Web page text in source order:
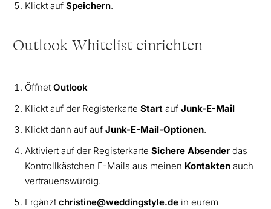
Klickt auf Speichern.
Outlook Whitelist einrichten
Öffnet Outlook
Klickt auf der Registerkarte Start auf Junk-E-Mail
Klickt dann auf auf Junk-E-Mail-Optionen.
Aktiviert auf der Registerkarte Sichere Absender das
Kontrollkästchen E-Mails aus meinen Kontakten auch
vertrauenswürdig.
Ergänzt christine@weddingstyle.de in eurem